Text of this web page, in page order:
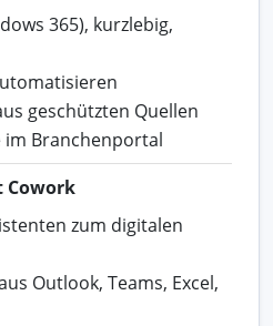
365), kurzlebig,
geschützten Quellen
im Branchenportal
Cowork
zum digitalen
Outlook, Teams, Excel,